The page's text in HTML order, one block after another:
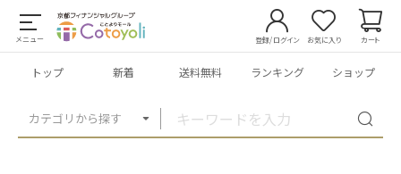
メニュー
カテゴリから探す
登録/ログイン お気に入り カート
トップ 新着 送料無料 ランキング ショップ